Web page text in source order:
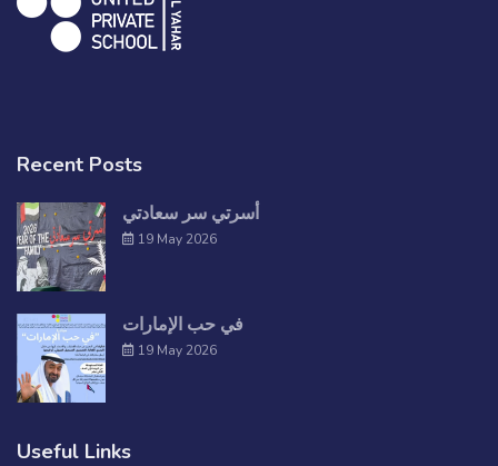
Recent Posts
أسرتي سر سعادتي
19 May 2026
في حب الإمارات
19 May 2026
Useful Links